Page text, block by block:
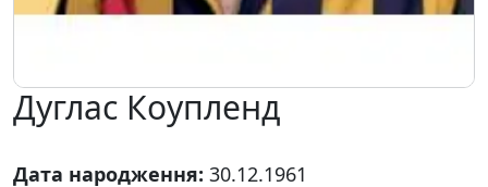
Дуглас Коупленд
Дата народження: 30.12.1961